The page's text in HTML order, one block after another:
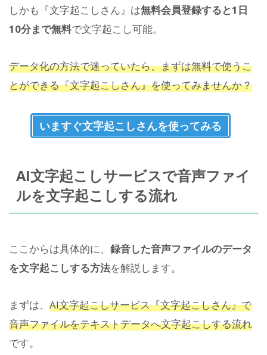
しかも『文字起こしさん』は無料会員登録すると1日
10分まで無料で文字起こし可能。
データ化の方法で迷っていたら、まずは無料で使うこ
とができる『文字起こしさん』を使ってみませんか？
いますぐ文字起こしさんを使ってみる
AI文字起こしサービスで音声ファイ
ルを文字起こしする流れ
ここからは具体的に、 録音した音声ファイルのデータ
を文字起こしする方法を解説します。
まずは、 AI文字起こしサービス『文字起こしさん』で
音声ファイルをテキストデータへ文字起こしする流れ
です。